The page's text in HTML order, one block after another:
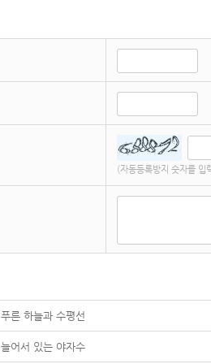
(자동등록방지 숫자를 입
푸른 하늘과 수평선
늘어서 있는 야자수